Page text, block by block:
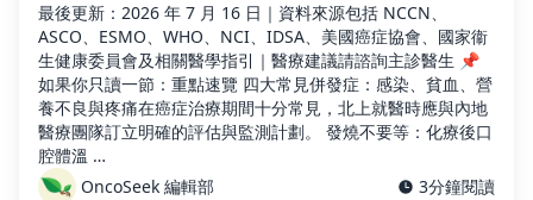
最後更新：2026 年 7 月 16 日｜資料來源包括 NCCN、
ASCO、ESMO、WHO、NCI、IDSA、美國癌症協會、國家衞
生健康委員會及相關醫學指引｜醫療建議請諮詢主診醫生 📌
如果你只讀一節：重點速覽 四大常見併發症：感染、貧血、營
養不良與疼痛在癌症治療期間十分常見，北上就醫時應與內地
醫療團隊訂立明確的評估與監測計劃。 發燒不要等：化療後口
腔體溫 …
OncoSeek 編輯部
3分鐘閱讀